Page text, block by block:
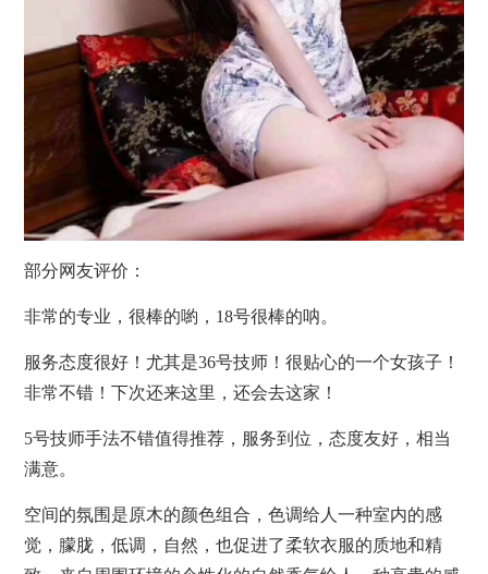
部分网友评价：
非常的专业，很棒的喲，18号很棒的呐。
服务态度很好！尤其是36号技师！很贴心的一个女孩子！
非常不错！下次还来这里，还会去这家！
5号技师手法不错值得推荐，服务到位，态度友好，相当
满意。
空间的氛围是原木的颜色组合，色调给人一种室内的感
觉，朦胧，低调，自然，也促进了柔软衣服的质地和精